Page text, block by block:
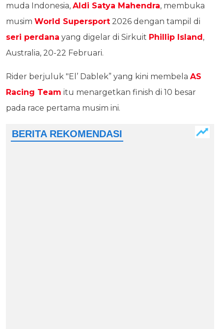
muda Indonesia, Aldi Satya Mahendra, membuka
musim World Supersport 2026 dengan tampil di
seri perdana yang digelar di Sirkuit Phillip Island,
Australia, 20-22 Februari.
Rider berjuluk "El’ Dablek” yang kini membela AS
Racing Team itu menargetkan finish di 10 besar
pada race pertama musim ini.